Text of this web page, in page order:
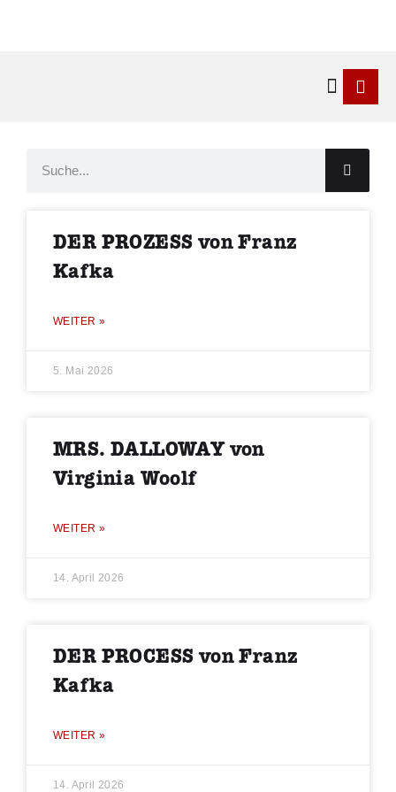
DER PROZESS von Franz
Kafka
WEITER »
5. Mai 2026
MRS. DALLOWAY von
Virginia Woolf
WEITER »
14. April 2026
DER PROCESS von Franz
Kafka
WEITER »
14. April 2026